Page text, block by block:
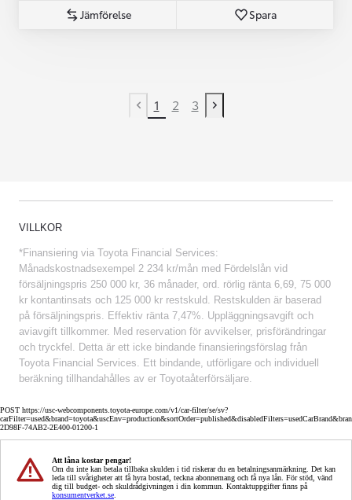
Jämförelse Spara
Previous page
1 2 3
Next page
VILLKOR
*Finansiering via Toyota Financial Services:
Månadskostnadsexempel 2 234 kr/mån med Fördelslån vid
försäljningspris 250 000 kr, 36 månader, ord. rörlig ränta 6,69, 75 000
kr kontantinsats och 125 000 kr restskuld. Restskulden är baserad
på försäljningspris. Effektiv ränta 7,47%. Uppläggningsavgift och
aviavgift tillkommer. Med reservation för avvikelser, prisförändringar
och tryckfel. Detta är ett icke bindande finansieringsförslag från
Toyota Financial Services. Ett bindande, utförligare och individuell
beräkning tillhandahålles av er Toyotaåterförsäljare.
POST https://usc-webcomponents.toyota-europe.com/v1/car-filter/se/sv?
2D98F-74AB2-2E400-01200-1
Att låna kostar pengar!
Om du inte kan betala tillbaka skulden i tid riskerar du en betalningsanmärkning. Det kan
leda till svårigheter att få hyra bostad, teckna abonnemang och få nya lån. För stöd, vänd
dig till budget- och skuldrådgivningen i din kommun. Kontaktuppgifter finns på
konsumentverket.se